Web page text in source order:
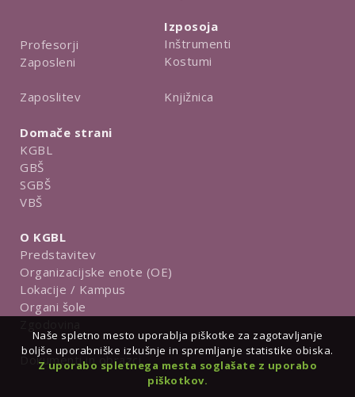
Profesorji
Zaposleni
Zaposlitev
Izposoja
Inštrumenti
Kostumi
Knjižnica
Domače strani
KGBL
GBŠ
SGBŠ
VBŠ
O KGBL
Predstavitev
Organizacijske enote (OE)
Lokacije / Kampus
Organi šole
Dokumenti in obrazci
Naše spletno mesto uporablja piškotke za zagotavljanje
boljše uporabniške izkušnje in spremljanje statistike obiska.
Z uporabo spletnega mesta soglašate z uporabo
piškotkov.